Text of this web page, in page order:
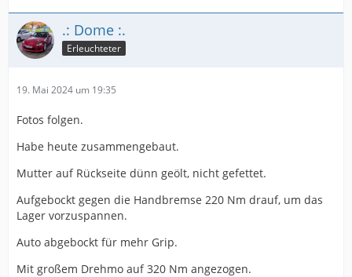
.: Dome :.
Erleuchteter
19. Mai 2024 um 19:35
Fotos folgen.
Habe heute zusammengebaut.
Mutter auf Rückseite dünn geölt, nicht gefettet.
Aufgebockt gegen die Handbremse 220 Nm drauf, um das
Lager vorzuspannen.
Auto abgebockt für mehr Grip.
Mit großem Drehmo auf 320 Nm angezogen.